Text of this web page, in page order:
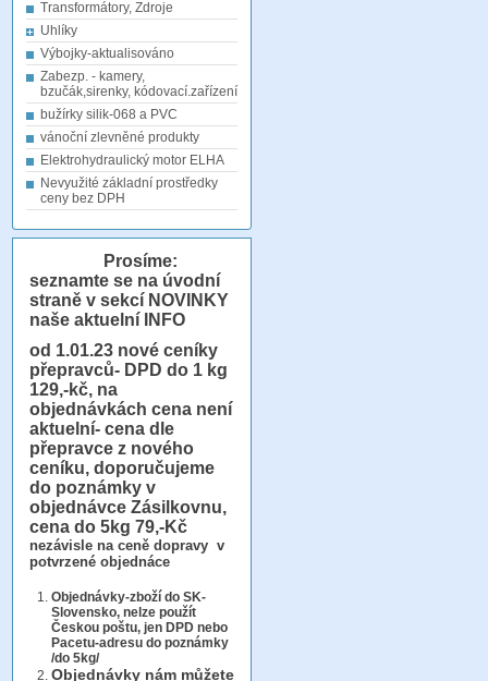
Transformátory, Zdroje
Uhlíky
Výbojky-aktualisováno
Zabezp. - kamery,
bzučák,sirenky, kódovací.zařízení
bužírky silik-068 a PVC
vánoční zlevněné produkty
Elektrohydraulický motor ELHA
Nevyužité základní prostředky
ceny bez DPH
Prosíme:
seznamte se na úvodní
straně v sekcí NOVINKY
naše aktuelní INFO
od 1.01.23 nové ceníky
přepravců- DPD do 1 kg
129,-kč, na
objednávkách cena není
aktuelní- cena dle
přepravce z nového
ceníku, doporučujeme
do poznámky v
objednávce Zásilkovnu,
cena do 5kg 79,-Kč
nezávisle na ceně dopravy v
potvrzené objednáce
Objednávky-zboží do SK-
Slovensko, nelze použít
Českou poštu, jen DPD nebo
Pacetu-adresu do poznámky
/do 5kg/
Objednávky nám můžete